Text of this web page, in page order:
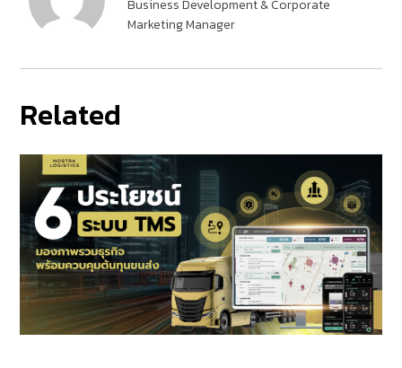
Business Development & Corporate
Marketing Manager
Related